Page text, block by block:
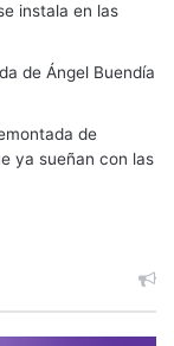
instala en las
de Ángel Buendía
de
ya sueñan con las